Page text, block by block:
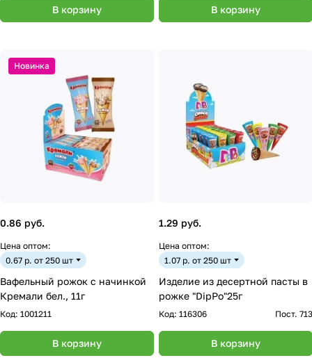
В корзину В корзину
Новинка
0.86 руб.
Цена оптом:
0.67 р. от 250 шт
Вафельный рожок с начинкой
Кремали бел., 11г
Код: 1001211
В корзину
1.29 руб.
Цена оптом:
1.07 р. от 250 шт
Изделие из десертной пасты в
рожке "DipPo"25г
Код: 116306 Пост. 713
В корзину